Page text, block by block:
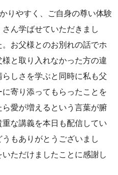
りやすく、ご自身の尊い体験
ん学ばせていただきまし
お父様とのお別れの話でホ
と取り入れなかった方の違
しさを学ぶと同時に私も父
寄り添ってもらったことを
愛が増えるという言葉が腑
な講義を本日も配信してい
もありがとうございまし
ただけましたことに感謝し